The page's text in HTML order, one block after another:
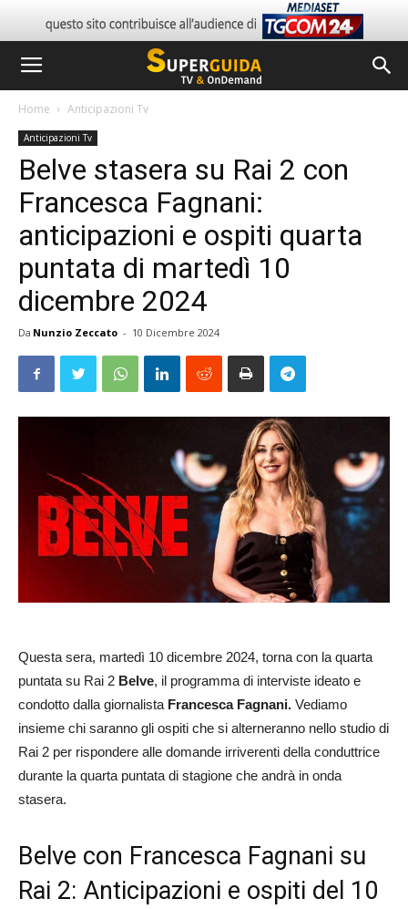
Home Anticipazioni Tv
Anticipazioni Tv
Belve stasera su Rai 2 con
Francesca Fagnani:
anticipazioni e ospiti quarta
puntata di martedì 10
dicembre 2024
Da Nunzio Zeccato - 10 Dicembre 2024
Questa sera, martedì 10 dicembre 2024, torna con la quarta
puntata su Rai 2 Belve, il programma di interviste ideato e
condotto dalla giornalista Francesca Fagnani. Vediamo
insieme chi saranno gli ospiti che si alterneranno nello studio di
Rai 2 per rispondere alle domande irriverenti della conduttrice
durante la quarta puntata di stagione che andrà in onda
stasera.
Belve con Francesca Fagnani su
Rai 2: Anticipazioni e ospiti del 10